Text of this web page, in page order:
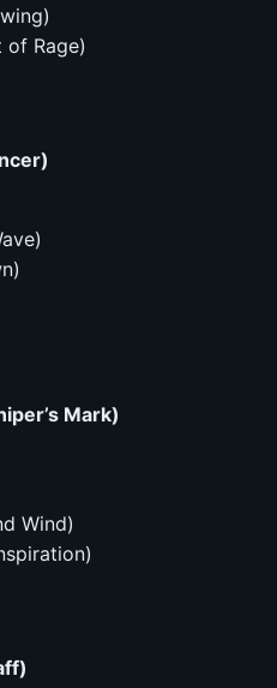
of Rage)
Mark)
Wind)